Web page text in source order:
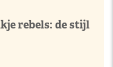
rebels: de stijl